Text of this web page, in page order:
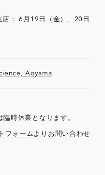
： 6月19日（金）、20日
Aoyama
時休業となります。
フォームよりお問い合わせ